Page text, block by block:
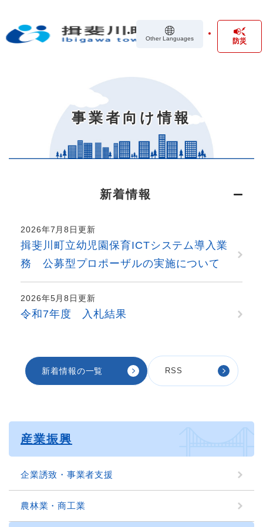
の
Other Languages 防災
事業者向け情報
新着情報
2026年7月8日更新
揖斐川町立幼児園保育ICTシステム導入業
務 公募型プロポーザルの実施について
2026年5月8日更新
令和7年度 入札結果
新着情報の一覧 RSS
産業振興
企業誘致・事業者支援
農林業・商工業